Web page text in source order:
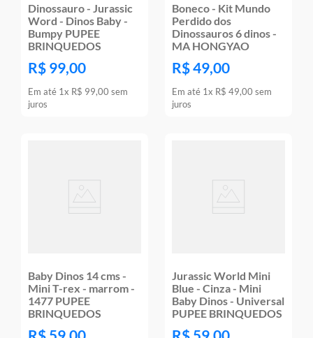
Dinossauro - Jurassic
Word - Dinos Baby -
Bumpy PUPEE
BRINQUEDOS
R$ 99,00
Em até 1x R$ 99,00 sem
juros
Boneco - Kit Mundo
Perdido dos
Dinossauros 6 dinos -
MA HONGYAO
R$49,00
Em até 1x R$ 49,00 sem
juros
Baby Dinos 14 cms -
Mini T-rex - marrom -
1477 PUPEE
BRINQUEDOS
Jurassic World Mini
Blue - Cinza - Mini
Baby Dinos - Universal
PUPEE BRINQUEDOS